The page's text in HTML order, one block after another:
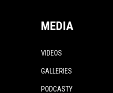
MEDIA
VIDEOS
GALLERIES
PODCASTY